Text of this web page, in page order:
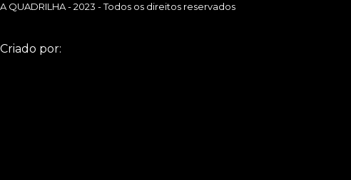
A QUADRILHA - 2023 - Todos os direitos reservados
Criado por: